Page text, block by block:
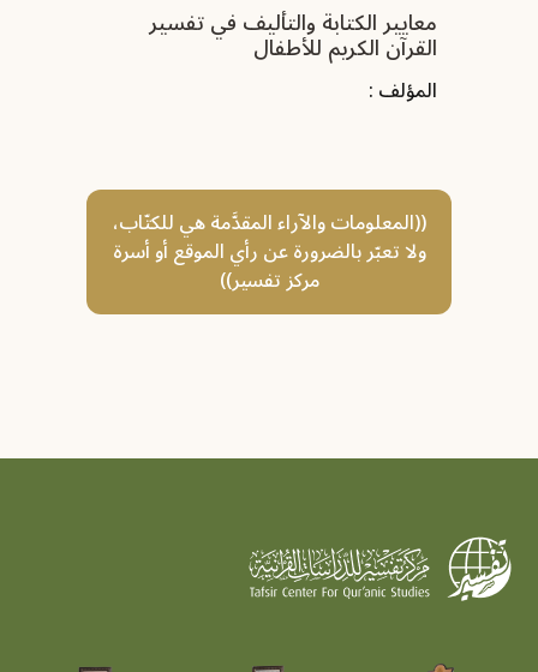
معايير الكتابة والتأليف في تفسير
القرآن الكريم للأطفال
المؤلف :
((المعلومات والآراء المقدَّمة هي للكتّاب،
ولا تعبّر بالضرورة عن رأي الموقع أو أسرة
مركز تفسير))